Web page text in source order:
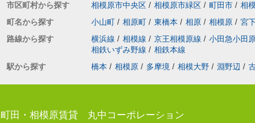
市区町村から探す 相模原市中央区 / 相模原市緑区 / 町田市 / 相
町名から探す
小山町 / 相原町 / 東橋本 / 相原 / 相模原 / 宮
路線から探す
横浜線 / 相模線 / 京王相模原線 / 小田急小田
相鉄いずみ野線 / 相鉄本線
駅から探す
橋本 / 相模原 / 多摩境 / 相模大野 / 淵野辺 /
町田・相模原賃貸 丸中コーポレーション